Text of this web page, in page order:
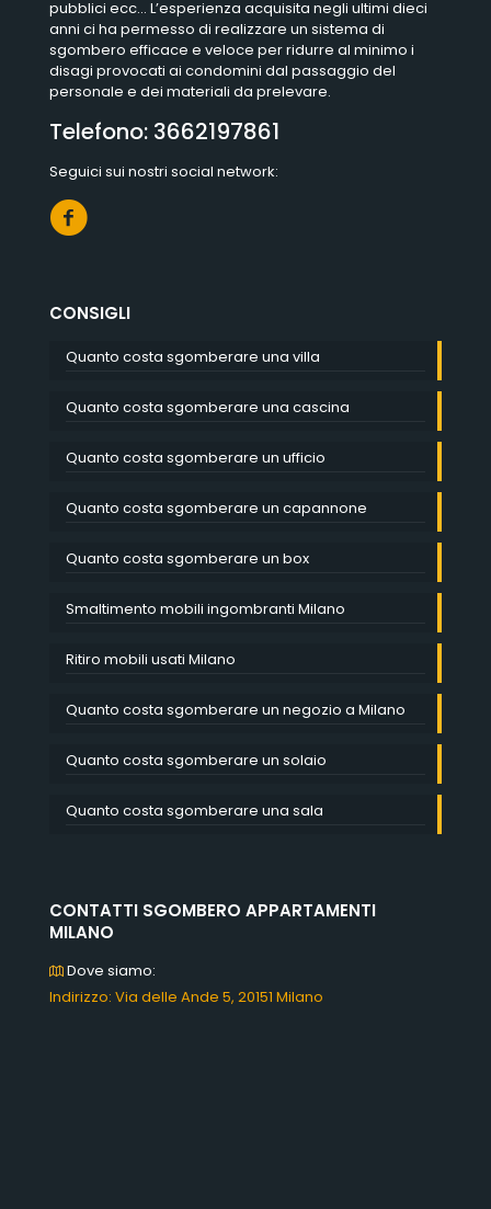
pubblici ecc… L’esperienza acquisita negli ultimi dieci
anni ci ha permesso di realizzare un sistema di
sgombero efficace e veloce per ridurre al minimo i
disagi provocati ai condomini dal passaggio del
personale e dei materiali da prelevare.
Telefono: 3662197861
Seguici sui nostri social network:
CONSIGLI
Quanto costa sgomberare una villa
Quanto costa sgomberare una cascina
Quanto costa sgomberare un ufficio
Quanto costa sgomberare un capannone
Quanto costa sgomberare un box
Smaltimento mobili ingombranti Milano
Ritiro mobili usati Milano
Quanto costa sgomberare un negozio a Milano
Quanto costa sgomberare un solaio
Quanto costa sgomberare una sala
CONTATTI SGOMBERO APPARTAMENTI
MILANO
Dove siamo:
Indirizzo: Via delle Ande 5, 20151 Milano